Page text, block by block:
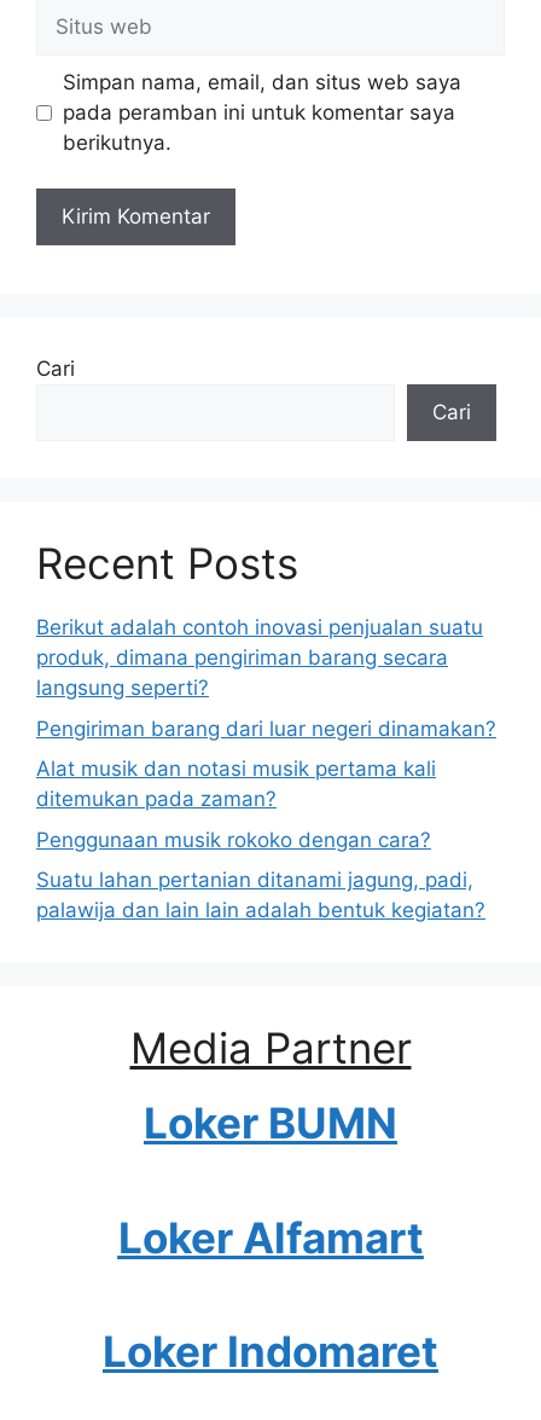
web
Simpan nama, email, dan situs web saya
pada peramban ini untuk komentar saya
berikutnya.
Cari
Cari
Recent Posts
Berikut adalah contoh inovasi penjualan suatu
produk, dimana pengiriman barang secara
langsung seperti?
Pengiriman barang dari luar negeri dinamakan?
Alat musik dan notasi musik pertama kali
ditemukan pada zaman?
Penggunaan musik rokoko dengan cara?
Suatu lahan pertanian ditanami jagung, padi,
palawija dan lain lain adalah bentuk kegiatan?
Media Partner
Loker BUMN
Loker Alfamart
Loker Indomaret